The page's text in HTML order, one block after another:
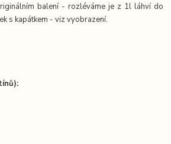
balení - rozléváme je z 1l láhví do
s kapátkem - viz vyobrazení.